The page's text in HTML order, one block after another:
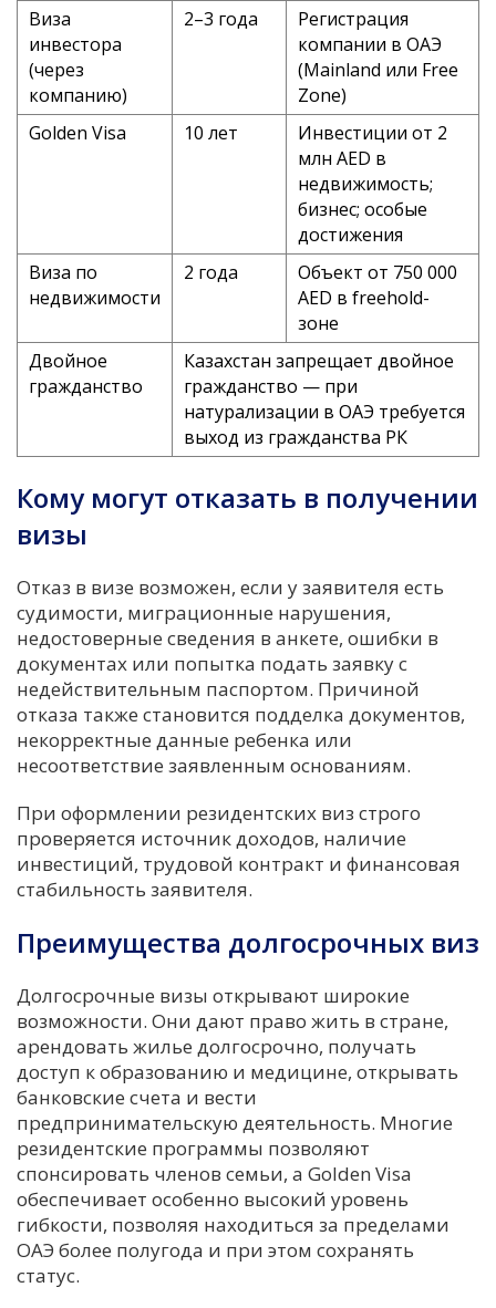
Виза
инвестора
(через
компанию)
2–3 года
Регистрация
компании в ОАЭ
(Mainland или Free
Zone)
Golden Visa
10 лет
Инвестиции от 2
млн AED в
недвижимость;
бизнес; особые
достижения
Виза по
недвижимости
2 года
Объект от 750 000
AED в freehold-
зоне
Двойное
гражданство
Казахстан запрещает двойное
гражданство — при
натурализации в ОАЭ требуется
выход из гражданства РК
Кому могут отказать в получении
визы
Отказ в визе возможен, если у заявителя есть
судимости, миграционные нарушения,
недостоверные сведения в анкете, ошибки в
документах или попытка подать заявку с
недействительным паспортом. Причиной
отказа также становится подделка документов,
некорректные данные ребенка или
несоответствие заявленным основаниям.
При оформлении резидентских виз строго
проверяется источник доходов, наличие
инвестиций, трудовой контракт и финансовая
стабильность заявителя.
Преимущества долгосрочных виз
Долгосрочные визы открывают широкие
возможности. Они дают право жить в стране,
арендовать жилье долгосрочно, получать
доступ к образованию и медицине, открывать
банковские счета и вести
предпринимательскую деятельность. Многие
резидентские программы позволяют
спонсировать членов семьи, а Golden Visa
обеспечивает особенно высокий уровень
гибкости, позволяя находиться за пределами
ОАЭ более полугода и при этом сохранять
статус.